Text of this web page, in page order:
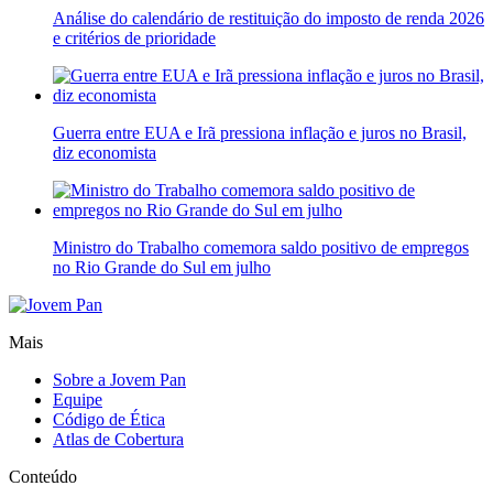
Análise do calendário de restituição do imposto de renda 2026
e critérios de prioridade
Guerra entre EUA e Irã pressiona inflação e juros no Brasil,
diz economista
Ministro do Trabalho comemora saldo positivo de empregos
no Rio Grande do Sul em julho
Mais
Sobre a Jovem Pan
Equipe
Código de Ética
Atlas de Cobertura
Conteúdo